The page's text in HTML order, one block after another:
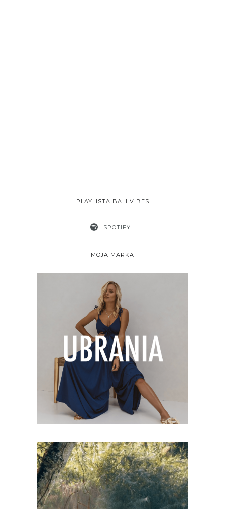
PLAYLISTA BALI VIBES
SPOTIFY
MOJA MARKA